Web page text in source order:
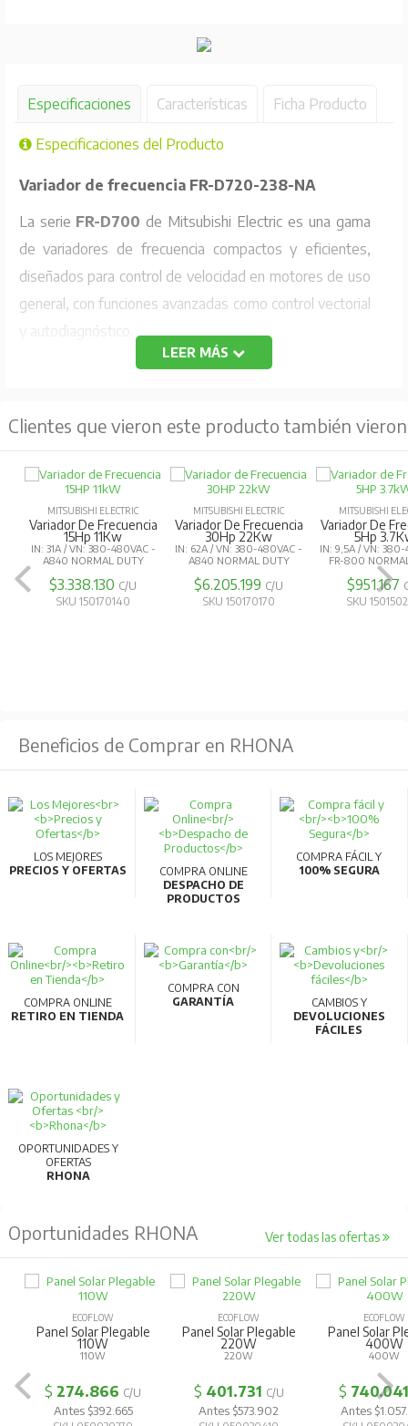
Especificaciones Características Ficha Producto
Especificaciones del Producto
Variador de frecuencia FR-D720-238-NA
La serie FR-D700 de Mitsubishi Electric es una gama
de variadores de frecuencia compactos y eficientes,
diseñados para control de velocidad en motores de uso
general, con funciones avanzadas como control vectorial
y autodiagnóstico.
Especificaciones Técnicas
Salida:
Capacidad nominal: 9.5 kVA
Corriente nominal:
23.8 A
Capacidad de sobrecarga de corriente:150%
60 s, 200% 0.5 s (característica de tiempo inverso)
Tensión:Trifásico 200-240 V
Fluctuación permisible de frecuencia:
kVA
Estructura de protección:Tipo cerrado (IP20)
Sistema de enfriamiento: Enfriamiento por aire
LEER MÁS
Clientes que vieron este producto también vieron
MITSUBISHI ELECTRIC
Variador De Frecuencia
15Hp 11Kw
IN: 31A / VN: 380-480VAC -
A840 NORMAL DUTY
$3.338.130 C/U
SKU 150170140
MITSUBISHI ELECTRIC
Variador De Frecuencia
30Hp 22Kw
IN: 62A / VN: 380-480VAC -
A840 NORMAL DUTY
$6.205.199 C/U
SKU 150170170
MITSUBISHI
Variador De
5Hp
IN: 9,5A / VN:
FR-800
$951.167
SKU
Beneficios de Comprar en RHONA
LOS MEJORES
PRECIOS Y OFERTAS
COMPRA ONLINE
DESPACHO DE
PRODUCTOS
COMPRA FÁCIL Y
100% SEGURA
COMPRA ONLINE
RETIRO EN TIENDA
COMPRA CON
GARANTÍA
CAMBIOS Y
DEVOLUCIONES
FÁCILES
OPORTUNIDADES Y
OFERTAS
RHONA
Oportunidades RHONA Ver todas las ofertas
ECOFLOW
Panel Solar Plegable
110W
110W
$ 274.866 C/U
Antes $392.665
ECOFLOW
Panel Solar Plegable
220W
220W
$ 401.731 C/U
Antes $573.902
ECOFLOW
Panel Solar
400W
400W
$ 740.041
Antes